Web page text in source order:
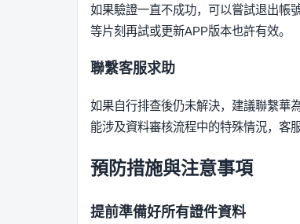
如果驗證一直不成功，可以嘗試退出帳
等片刻再試或更新APP版本也許有效。
聯繫客服求助
如果自行排查後仍未解決，建議聯繫華
能涉及資料審核流程中的特殊情況，客
預防措施與注意事項
提前準備好所有證件資料